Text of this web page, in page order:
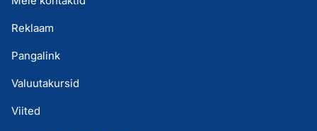
Reklaam
Pangalink
Valuutakursid
Viited